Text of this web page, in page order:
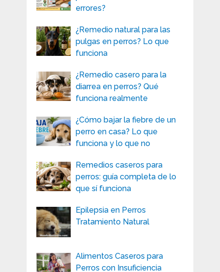
errores?
¿Remedio natural para las
pulgas en perros? Lo que
funciona
¿Remedio casero para la
diarrea en perros? Qué
funciona realmente
¿Cómo bajar la fiebre de un
perro en casa? Lo que
funciona y lo que no
Remedios caseros para
perros: guía completa de lo
que sí funciona
Epilepsia en Perros
Tratamiento Natural
Alimentos Caseros para
Perros con Insuficiencia